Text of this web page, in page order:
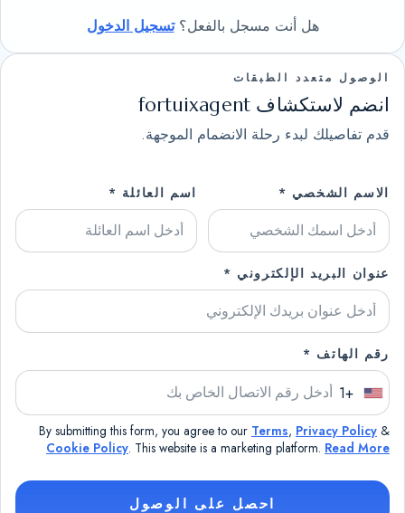
هل أنت مسجل بالفعل؟تسجيل الدخول
الوصول متعدد الطبقات
انضم لاستكشاف fortuixagent
قدم تفاصيلك لبدء رحلة الانضمام الموجهة.
الاسم الشخصي * اسم العائلة *
عنوان البريد الإلكتروني *
رقم الهاتف *
U
n
i
+1
By submitting this form, you agree to our Terms, Privacy Policy &
Cookie Policy. This website is a marketing platform. Read More
احصل على الوصول